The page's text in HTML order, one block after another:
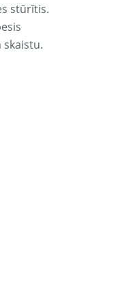
stūrītis.
skaistu.